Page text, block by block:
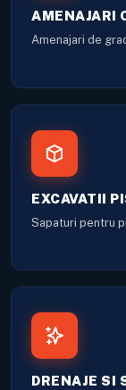
AMENAJARI
Amenajari de
EXCAVATII
Sapaturi pentru
DRENAJE SI